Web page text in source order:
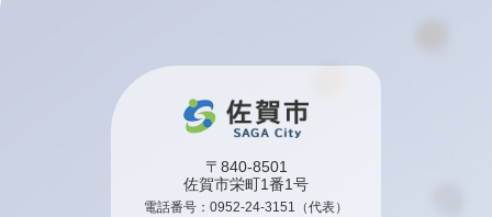
〒840-8501
佐賀市栄町1番1号
電話番号： 0952-24-3151 （代表）